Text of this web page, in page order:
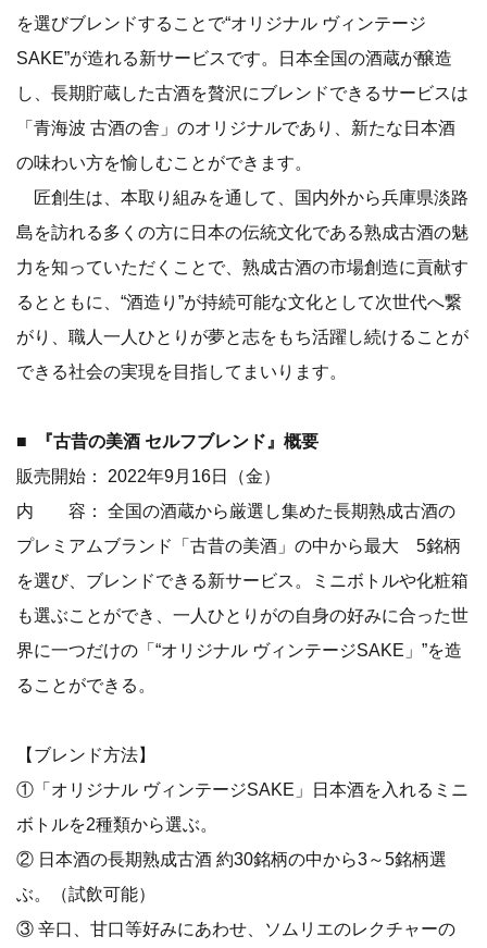
を選びブレンドすることで“オリジナル ヴィンテージ
SAKE”が造れる新サービスです。日本全国の酒蔵が醸造
し、長期貯蔵した古酒を贅沢にブレンドできるサービスは
「青海波 古酒の舎」のオリジナルであり、新たな日本酒
の味わい方を愉しむことができます。
匠創生は、本取り組みを通して、国内外から兵庫県淡路
島を訪れる多くの方に日本の伝統文化である熟成古酒の魅
力を知っていただくことで、熟成古酒の市場創造に貢献す
るとともに、“酒造り”が持続可能な文化として次世代へ繋
がり、職人一人ひとりが夢と志をもち活躍し続けることが
できる社会の実現を目指してまいります。
■ 『古昔の美酒 セルフブレンド』概要
販売開始： 2022年9月16日（金）
内 容： 全国の酒蔵から厳選し集めた長期熟成古酒の
プレミアムブランド「古昔の美酒」の中から最大 5銘柄
を選び、ブレンドできる新サービス。ミニボトルや化粧箱
も選ぶことができ、一人ひとりがの自身の好みに合った世
界に一つだけの「“オリジナル ヴィンテージSAKE」”を造
ることができる。
【ブレンド方法】
①「オリジナル ヴィンテージSAKE」日本酒を入れるミニ
ボトルを2種類から選ぶ。
② 日本酒の長期熟成古酒 約30銘柄の中から3～5銘柄選
ぶ。（試飲可能）
③ 辛口、甘口等好みにあわせ、ソムリエのレクチャーの